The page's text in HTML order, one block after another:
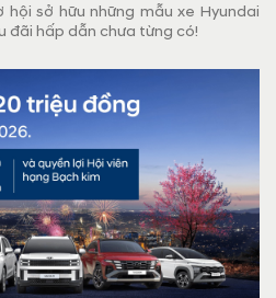
sở hữu những mẫu xe Hyundai
đãi hấp dẫn chưa từng có!